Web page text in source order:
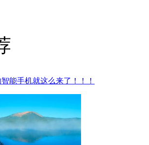
能手机就这么来了！！！